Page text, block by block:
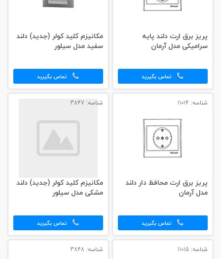
پریز برق ارت دلند پایه
سرامیکی مدل آرمان
تماس بگیرید
مکانیزم کلید کولر (جدید) دلند
سفید مدل سیلور
تماس بگیرید
شناسه: 11014
پریز برق ارت محافظ‌ دار دلند
مدل آرمان
تماس بگیرید
شناسه: 3847
مکانیزم کلید کولر (جدید) دلند
مشکی مدل سیلور
تماس بگیرید
شناسه: 11015 شناسه: 3848